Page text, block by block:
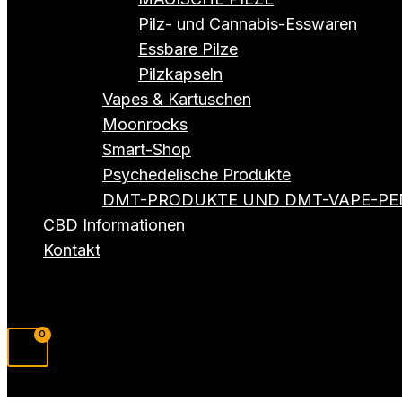
Pilz- und Cannabis-Esswaren
Essbare Pilze
Pilzkapseln
Vapes & Kartuschen
Moonrocks
Smart-Shop
Psychedelische Produkte
DMT-PRODUKTE UND DMT-VAPE-
CBD Informationen
Kontakt